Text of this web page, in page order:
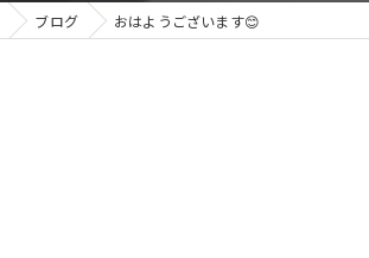
ブログ おはようございます😊